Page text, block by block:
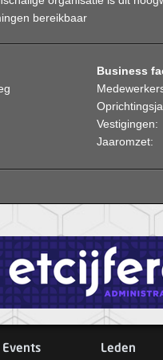
bereikbaar
Business
Vestigingen:
Jaaromzet:
Events Leden